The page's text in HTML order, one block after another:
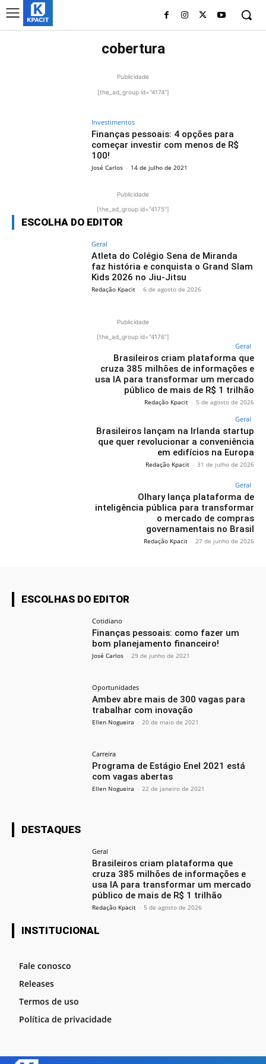
cobertura
Publicidade
[the_ad_group id="4174"]
Investimentos
Finanças pessoais: 4 opções para
começar investir com menos de R$
100!
José Carlos - 14 de julho de 2021
Publicidade
[the_ad_group id="4175"]
ESCOLHA DO EDITOR
Geral
Atleta do Colégio Sena de Miranda
faz história e conquista o Grand Slam
Kids 2026 no Jiu-Jitsu
Redação Kpacit - 6 de agosto de 2026
Publicidade
[the_ad_group id="4176"]
Geral
Brasileiros criam plataforma que
cruza 385 milhões de informações e
usa IA para transformar um mercado
público de mais de R$ 1 trilhão
Redação Kpacit - 5 de agosto de 2026
Geral
Brasileiros lançam na Irlanda startup
que quer revolucionar a conveniência
em edifícios na Europa
Redação Kpacit - 31 de julho de 2026
Geral
Olhary lança plataforma de
inteligência pública para transformar
o mercado de compras
governamentais no Brasil
Redação Kpacit - 27 de junho de 2026
ESCOLHAS DO EDITOR
Cotidiano
Finanças pessoais: como fazer um
bom planejamento financeiro!
José Carlos - 29 de junho de 2021
Oportunidades
Ambev abre mais de 300 vagas para
trabalhar com inovação
Ellen Nogueira - 20 de maio de 2021
Carreira
Programa de Estágio Enel 2021 está
com vagas abertas
Ellen Nogueira - 22 de janeiro de 2021
DESTAQUES
Geral
Brasileiros criam plataforma que
cruza 385 milhões de informações e
usa IA para transformar um mercado
público de mais de R$ 1 trilhão
Redação Kpacit - 5 de agosto de 2026
INSTITUCIONAL
Fale conosco
Releases
Termos de uso
Política de privacidade